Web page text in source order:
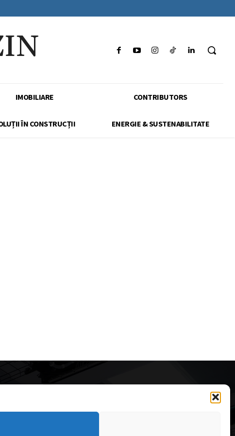
IMOBILIARE CONTRIBUTORS
ÎN CONSTRUCȚII ENERGIE & SUSTENABILITATE
Cele mai impresionante cabane